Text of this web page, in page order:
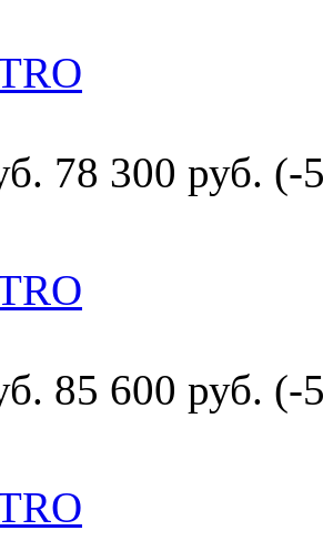
78 300 руб. (-
85 600 руб. (-